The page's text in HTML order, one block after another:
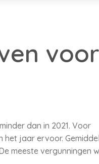
voor
dan in 2021. Voor
het jaar ervoor.
meeste vergunningen